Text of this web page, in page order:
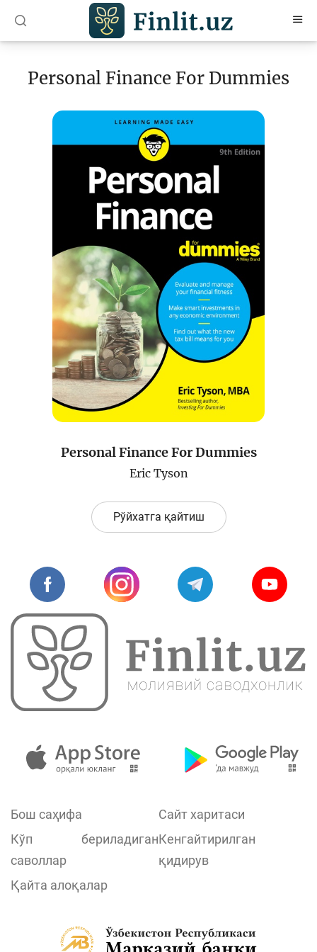
Ўқув қўлланмалар
Молиявий саводхонлик бўйича китоблар
Лойиҳалар
Интерактив хизматлар
Фотогалерея
Лойиҳа ҳақида
Кенгайтирилган қидирув
Сайт харитаси
Personal Finance For Dummies
Personal Finance For Dummies
Eric Tyson
Рўйхатга қайтиш
Бош саҳифа
Сайт харитаси
Кўп бериладиган
саволлар
Кенгайтирилган
қидирув
Қайта алоқалар